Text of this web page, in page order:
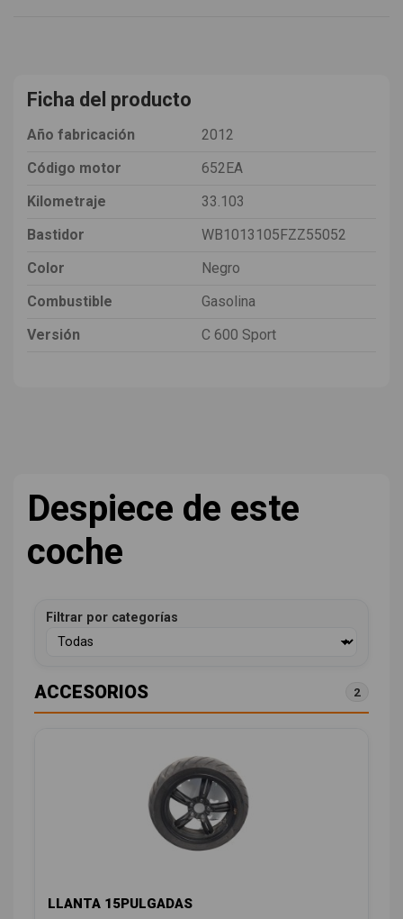
Ficha del producto
Año fabricación
2012
Código motor
652EA
Kilometraje
33.103
Bastidor
WB1013105FZZ55052
Color
Negro
Combustible
Gasolina
Versión
C 600 Sport
Despiece de este
coche
Filtrar por categorías
ACCESORIOS 2
LLANTA 15PULGADAS